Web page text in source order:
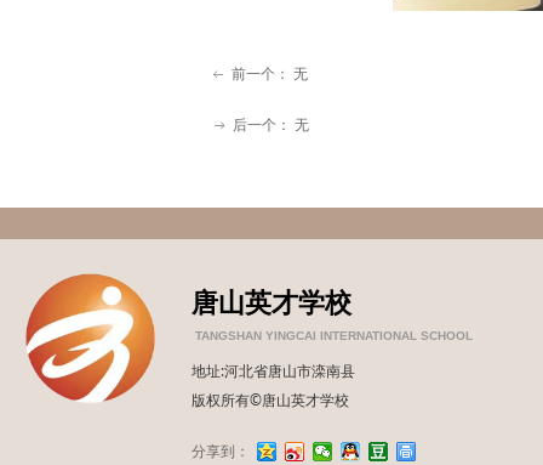
ꂃ 前一个： 无
ꁹ 后一个： 无
唐山英才学校
TANGSHAN YINGCAI INTERNATIONAL SCHOOL
地址:河北省唐山市滦南县
版权所有©唐山英才学校
分享到：